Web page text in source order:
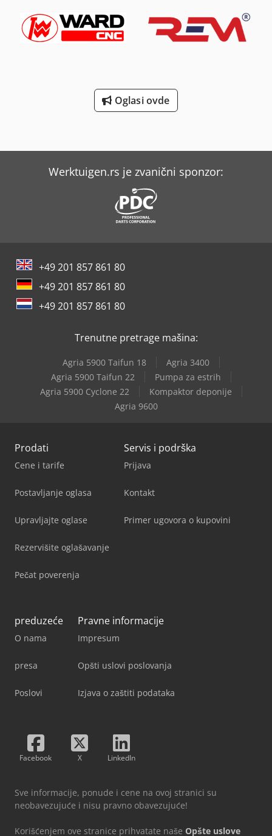
Oglasi ovde
Werktuigen.rs je zvanični sponzor:
+49 201 857 861 80
+49 201 857 861 80
+49 201 857 861 80
Trenutne pretrage mašina:
Agria 5900 Taifun 18
Agria 3400
Agria 5900 Taifun 22
Pumpa za estrih
Agria 5900 Cyclone 22
Kompaktor deponije
Agria 9600
Prodati
Cene i tarife
Postavljanje oglasa
Upravljajte oglase
Rezervišite oglašavanje
Pečat poverenja
Servis i podrška
Prijava
Kontakt
Primer ugovora o kupovini
preduzeće
O nama
presa
Poslovi
Pravne informacije
Impresum
Opšti uslovi poslovanja
Izjava o zaštiti podataka
Facebook X LinkedIn
Sve informacije, ponude i cene na ovoj stranici su
neobavezujuće i nisu pravno obavezujuće!
Korišćenjem ove stranice prihvatate naše Opšte uslove